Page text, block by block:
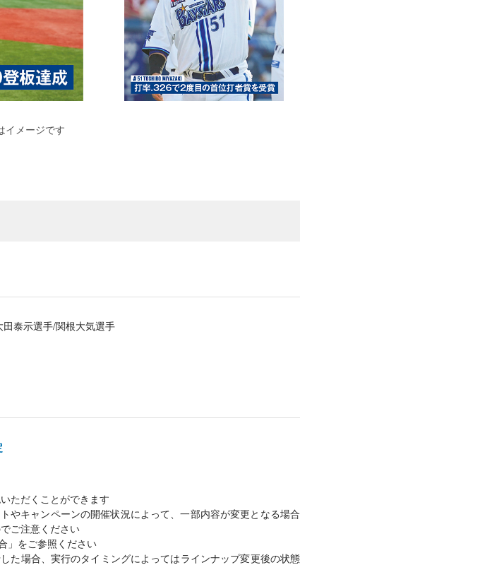
イメージです
泰示選手/関根大気選手
ただくことができます
やキャンペーンの開催状況によって、一部内容が変更となる場合
ご注意ください
」をご参照ください
た場合、実行のタイミングによってはラインナップ変更後の状態